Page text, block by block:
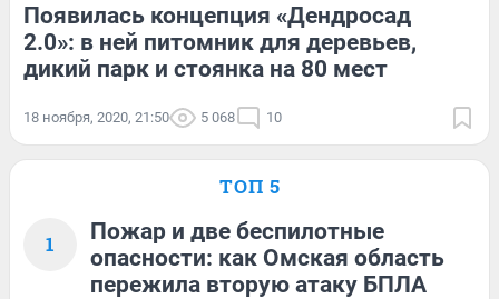
Появилась концепция «Дендросад
2.0»: в ней питомник для деревьев,
дикий парк и стоянка на 80 мест
18 ноября, 2020, 21:50 5 068 10
ТОП 5
1
Пожар и две беспилотные
опасности: как Омская область
пережила вторую атаку БПЛА